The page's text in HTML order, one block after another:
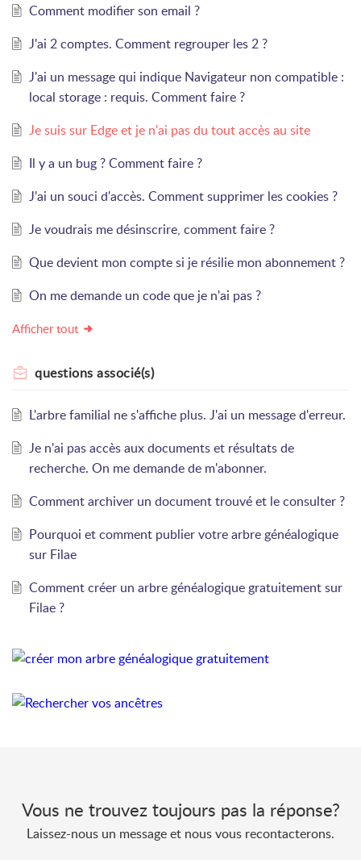
Comment modifier son email ?
J'ai 2 comptes. Comment regrouper les 2 ?
J'ai un message qui indique Navigateur non compatible :
local storage : requis. Comment faire ?
Je suis sur Edge et je n'ai pas du tout accès au site
Il y a un bug ? Comment faire ?
J'ai un souci d'accès. Comment supprimer les cookies ?
Je voudrais me désinscrire, comment faire ?
Que devient mon compte si je résilie mon abonnement ?
On me demande un code que je n'ai pas ?
Afficher tout
questions associé(s)
L'arbre familial ne s'affiche plus. J'ai un message d'erreur.
Je n'ai pas accès aux documents et résultats de
recherche. On me demande de m'abonner.
Comment archiver un document trouvé et le consulter ?
Pourquoi et comment publier votre arbre généalogique
sur Filae
Comment créer un arbre généalogique gratuitement sur
Filae ?
Vous ne trouvez toujours pas la réponse?
Laissez-nous un message et nous vous recontacterons.